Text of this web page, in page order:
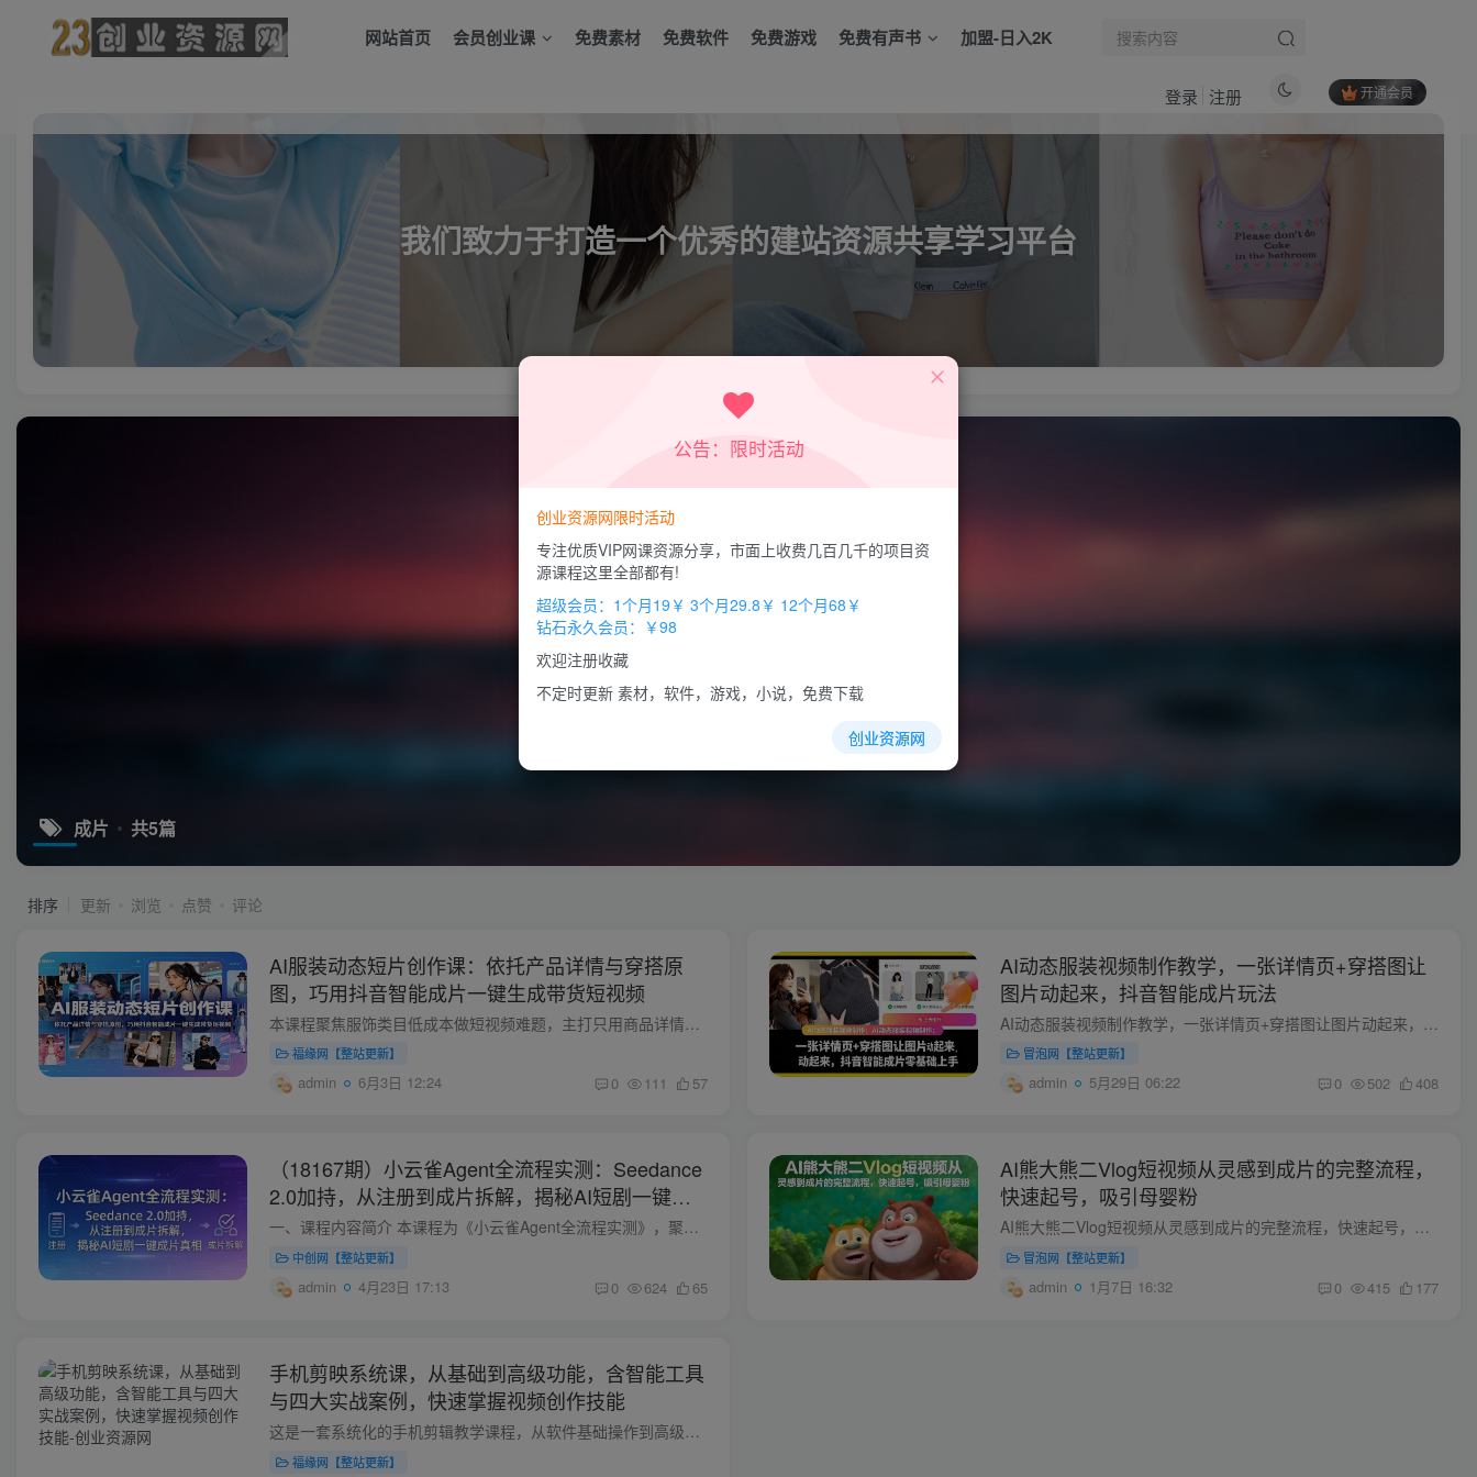
网站首页 会员创业课 免费素材 免费软件 免费游戏 免费有声书 加盟-日入2K
开通会员
登录 注册
我们致力于打造一个优秀的建站资源共享学习平台
成片 共5篇
排序 更新 浏览 点赞 评论
AI服装动态短片创作课：依托产品详情与穿搭原
图，巧用抖音智能成片一键生成带货短视频
本课程聚焦服饰类目低成本做短视频难题，主打只用商品详情图、穿搭静态原图，借助 AI 技术实现图片动态化。课程细致拆解 AI 驱动服装布料飘动、人物穿搭动态的实操步骤，深度讲解抖音智能成片全...
福缘网【整站更新】
admin 6月3日 12:24 0 111 57
AI动态服装视频制作教学，一张详情页+穿搭图让
图片动起来，抖音智能成片玩法
AI动态服装视频制作教学，一张详情页+穿搭图让图片动起来，抖音智能成片玩法 课程介绍 AI动态服装视频制作教学，抖音智能成片玩法 一张详情页图片+穿搭图片，就可以让图片动起来。 课程内容： ...
冒泡网【整站更新】
admin 5月29日 06:22 0 502 408
（18167期）小云雀Agent全流程实测：Seedance
2.0加持，从注册到成片拆解，揭秘AI短剧一键成
片真相
一、课程内容简介 本课程为《小云雀Agent全流程实测》，聚焦字节跳动旗下搭载Seedance 2.0算法的全球首个短剧智能体，以普通人视角无滤镜、零专业加成实测，从注册、剧本生成、角色场景构建、分...
中创网【整站更新】
admin 4月23日 17:13 0 624 65
AI熊大熊二Vlog短视频从灵感到成片的完整流程，
快速起号，吸引母婴粉
AI熊大熊二Vlog短视频从灵感到成片的完整流程，快速起号，吸引母婴粉 全程干货,无废话，系统拆解【熊大Vlog】从灵感到成片的完整流程： 角色与场景图 视频生成 Prompt撰写 配音 剪辑成片 每一步...
冒泡网【整站更新】
admin 1月7日 16:32 0 415 177
手机剪映系统课，从基础到高级功能，含智能工具
与四大实战案例，快速掌握视频创作技能
这是一套系统化的手机剪辑教学课程，从软件基础操作到高级功能应用，覆盖素材处理、音画同步、特效添加等全流程剪辑技能，包含一键成片等智能工具使用，并通过四大实战案例（景点/美食/创意/延...
福缘网【整站更新】
公告：限时活动
创业资源网限时活动
专注优质VIP网课资源分享，市面上收费几百几千的项目资
源课程这里全部都有!
超级会员：1个月19￥ 3个月29.8￥ 12个月68￥
钻石永久会员：￥98
欢迎注册收藏
不定时更新 素材，软件，游戏，小说，免费下载
创业资源网